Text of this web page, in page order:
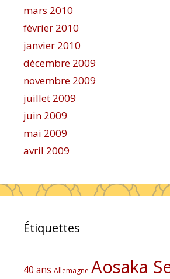
mars 2010
février 2010
janvier 2010
décembre 2009
novembre 2009
juillet 2009
juin 2009
mai 2009
avril 2009
Étiquettes
40 ans Allemagne Aosaka